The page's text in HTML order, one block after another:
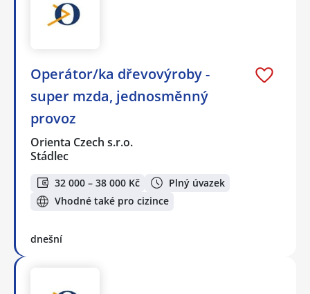
Operátor/ka dřevovýroby -
super mzda, jednosměnný
provoz
Orienta Czech s.r.o.
Stádlec
32 000 – 38 000 Kč
Plný úvazek
Vhodné také pro cizince
dnešní